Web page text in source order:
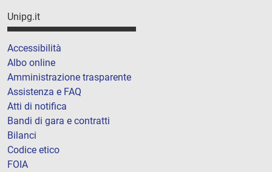
Unipg.it
Accessibilità
Albo online
Amministrazione trasparente
Assistenza e FAQ
Atti di notifica
Bandi di gara e contratti
Bilanci
Codice etico
FOIA